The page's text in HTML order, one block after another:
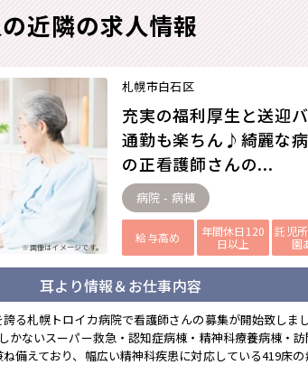
近隣の求人情報
※画像はイメージです。
札幌市白石区
充実の福利厚生と送迎
通勤も楽ちん♪綺麗な
の正看護師さんの...
病院 - 病棟
給与高め
年間休日120
日以上
託児
園
耳より情報＆お仕事内容
る札幌トロイカ病院で看護師さんの募集が開始致しま
かないスーパー救急・認知症病棟・精神科療養病棟・
備えており、幅広い精神科疾患に対応している419床